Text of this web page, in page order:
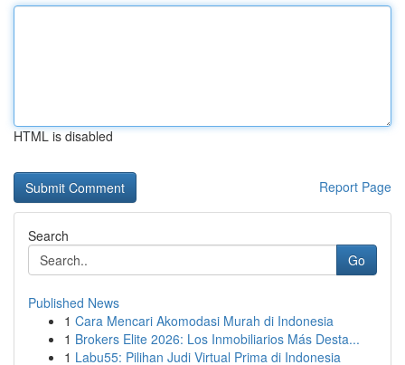
HTML is disabled
Report Page
Search
Go
Published News
1 Cara Mencari Akomodasi Murah di Indonesia
1 Brokers Elite 2026: Los Inmobiliarios Más Desta...
1 Labu55: Pilihan Judi Virtual Prima di Indonesia